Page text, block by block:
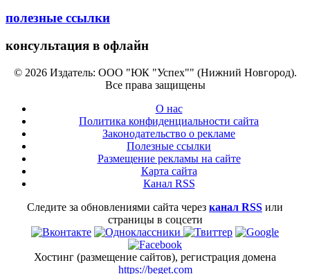
полезные ссылки
консультация в офлайн
© 2026 Издатель: ООО "ЮК "Успех"" (Нижний Новгород).
Все права защищены
О нас
Политика конфиденциальности сайта
Законодательство о рекламе
Полезные ссылки
Размещение рекламы на сайте
Карта сайта
Канал RSS
Следите за обновлениями сайта через канал RSS или
страницы в соцсети
Хостинг (размещение сайтов), регистрация домена
https://beget.com